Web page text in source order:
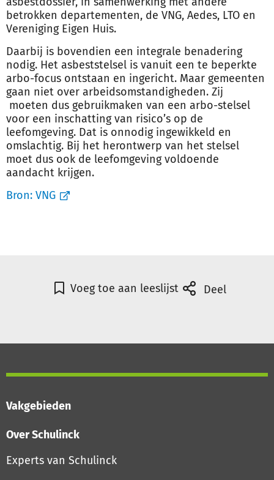
betrokken departementen, de VNG, Aedes, LTO en
Vereniging Eigen Huis.
Daarbij is bovendien een integrale benadering
nodig. Het asbeststelsel is vanuit een te beperkte
arbo-focus ontstaan en ingericht. Maar gemeenten
gaan niet over arbeidsomstandigheden. Zij
moeten dus gebruikmaken van een arbo-stelsel
voor een inschatting van risico’s op de
leefomgeving. Dat is onnodig ingewikkeld en
omslachtig. Bij het herontwerp van het stelsel
moet dus ook de leefomgeving voldoende
aandacht krijgen.
Bron: VNG
Voeg toe aan leeslijst Deel
Vakgebieden
Over Schulinck
Experts van Schulinck